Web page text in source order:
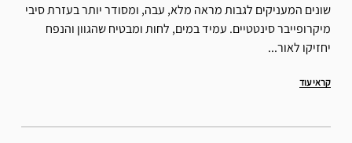
שונים המעניקים לגבות מראה מלא, עבה, ומסודר יותר בעזרת סיבי
מיקרופייבר סינטטיים. עמיד במים, לחות ומבטיח שהגוון והנפח
יחזיקו לאור...
קראי עוד